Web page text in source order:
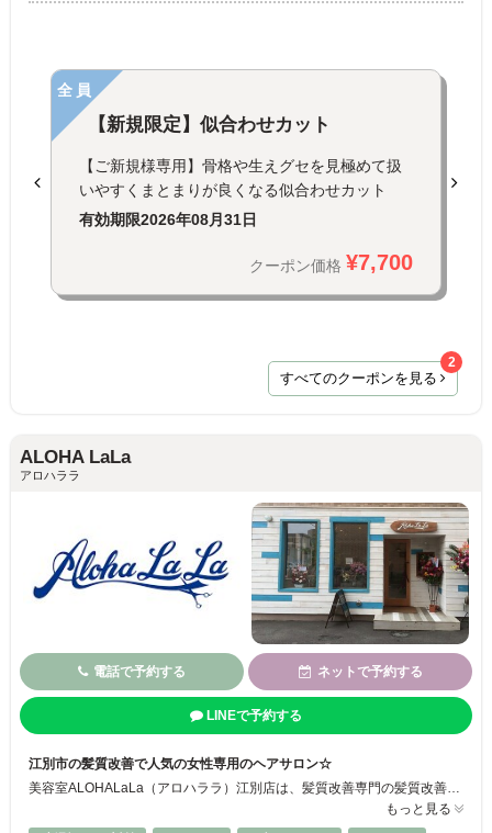
全員
【新規限定】似合わせカット
【ご新規様専用】骨格や生えグセを見極めて扱
いやすくまとまりが良くなる似合わせカット
有効期限2026年08月31日
クーポン価格 ¥7,700
すべてのクーポンを見る
2
ALOHA LaLa
アロハララ
電話で予約する ネットで予約する
LINEで予約する
江別市の髪質改善で人気の女性専用のヘアサロン☆
もっと見る